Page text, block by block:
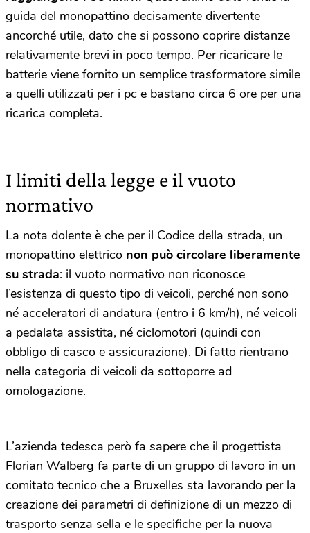
guida del monopattino decisamente divertente
ancorché utile, dato che si possono coprire distanze
relativamente brevi in poco tempo. Per ricaricare le
batterie viene fornito un semplice trasformatore simile
a quelli utilizzati per i pc e bastano circa 6 ore per una
ricarica completa.
I limiti della legge e il vuoto
normativo
La nota dolente è che per il Codice della strada, un
monopattino elettrico non può circolare liberamente
su strada: il vuoto normativo non riconosce
l’esistenza di questo tipo di veicoli, perché non sono
né acceleratori di andatura (entro i 6 km/h), né veicoli
a pedalata assistita, né ciclomotori (quindi con
obbligo di casco e assicurazione). Di fatto rientrano
nella categoria di veicoli da sottoporre ad
omologazione.
L’azienda tedesca però fa sapere che il progettista
Florian Walberg fa parte di un gruppo di lavoro in un
comitato tecnico che a Bruxelles sta lavorando per la
creazione dei parametri di definizione di un mezzo di
trasporto senza sella e le specifiche per la nuova